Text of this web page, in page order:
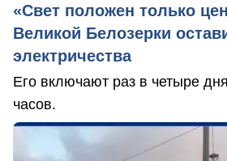
«Свет положен только
Великой Белозерки
электричества
Его включают раз в четыре
часов.